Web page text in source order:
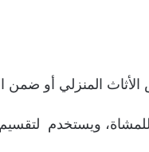
المنزلي أو ضمن
ويستخدم